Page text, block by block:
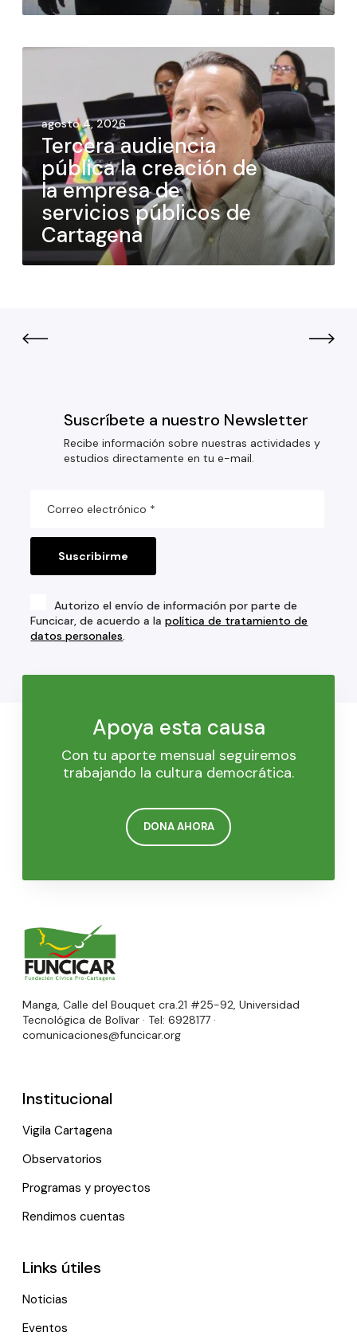
agosto 4, 2026
Tercera audiencia
pública la creación de
la empresa de
servicios públicos de
Cartagena
Suscríbete a nuestro Newsletter
Recibe información sobre nuestras actividades y
estudios directamente en tu e-mail.
Autorizo el envío de información por parte de
Funcicar, de acuerdo a lapolítica de tratamiento de
datos personales.
Apoya esta causa
Con tu aporte mensual seguiremos
trabajando la cultura democrática.
DONA AHORA
Manga, Calle del Bouquet cra.21 #25-92, Universidad
Tecnológica de Bolívar · Tel: 6928177 ·
comunicaciones@funcicar.org
Institucional
Vigila Cartagena
Observatorios
Programas y proyectos
Rendimos cuentas
Links útiles
Noticias
Eventos